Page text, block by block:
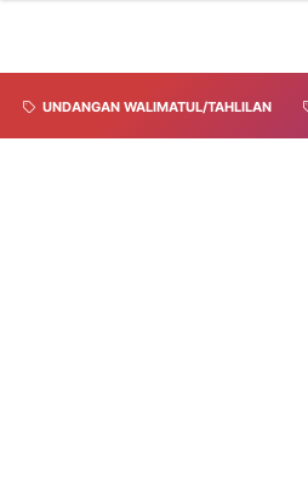
UNDANGAN WALIMATUL/TAHLILAN